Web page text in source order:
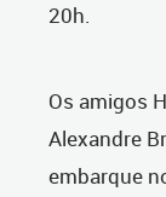
20h.
Os amigos
Alexandre
embarque